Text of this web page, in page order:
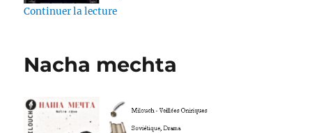
Continuer la lecturede « For The Throne (Game of Thrones)
Nacha mechta